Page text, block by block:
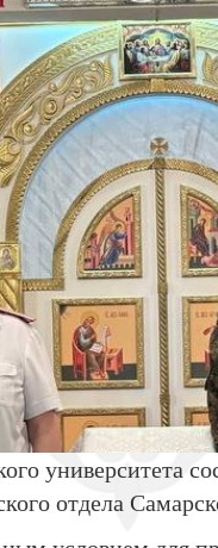
университета
отдела